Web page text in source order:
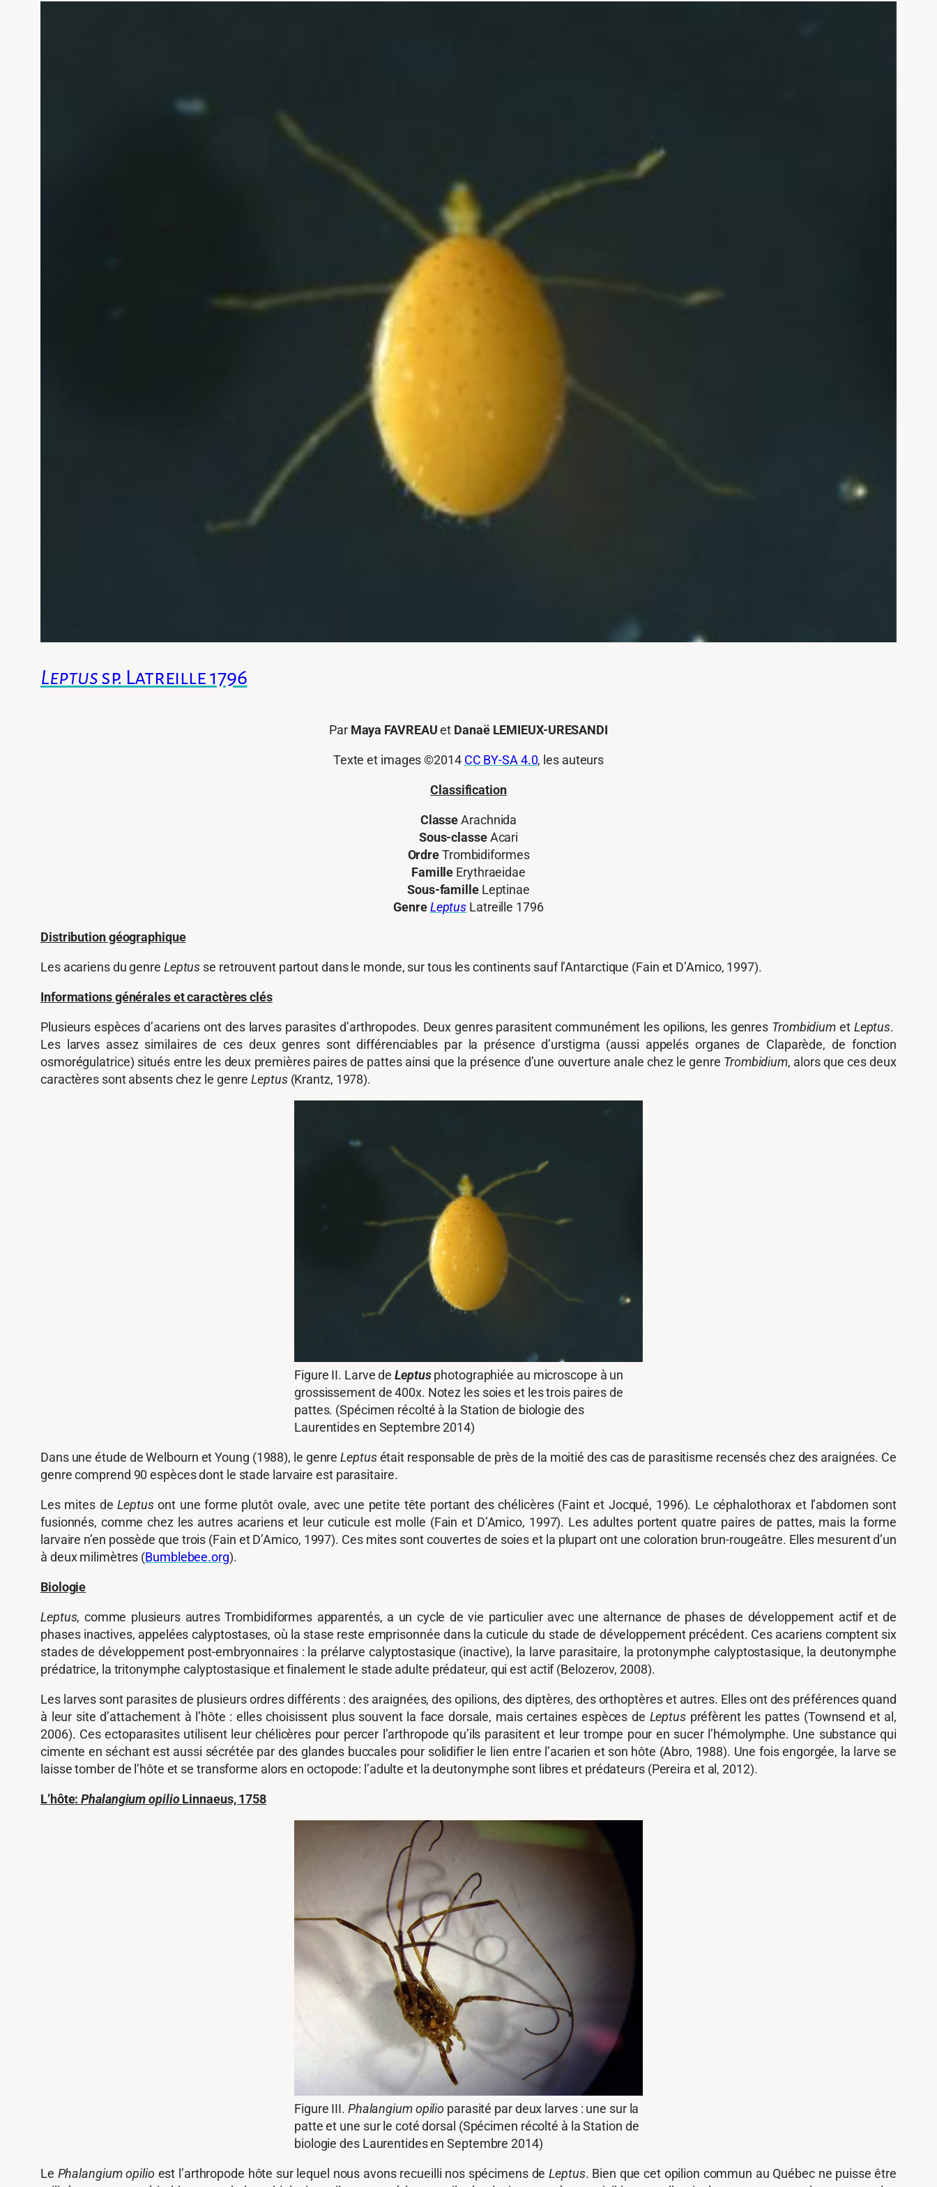
Leptussp. Latreille 1796
Par Maya FAVREAUet Danaë LEMIEUX-URESANDI
Texte et images ©2014 CC BY-SA 4.0, les auteurs
Classification
ClasseArachnida
Sous-classeAcari
OrdreTrombidiformes
Famille Erythraeidae
Sous-familleLeptinae
GenreLeptus Latreille 1796
Distribution géographique
Les acariens du genre Leptus se retrouvent partout dans le monde, sur tous les continents sauf l’Antarctique (Fain et D’Amico, 1997).
Informations générales et caractères clés
Plusieurs espèces d’acariens ont des larves parasites d’arthropodes. Deux genres parasitent communément les opilions, les genres Trombidium et Leptus.
Les larves assez similaires de ces deux genres sont différenciables par la présence d’urstigma (aussi appelés organes de Claparède, de fonction
osmorégulatrice) situés entre les deux premières paires de pattes ainsi que la présence d’une ouverture anale chez le genre Trombidium, alors que ces deux
caractères sont absents chez le genreLeptus(Krantz, 1978).
Figure II. Larve de Leptusphotographiée au microscope à un
grossissement de 400x. Notez les soies et les trois paires de
pattes. (Spécimen récolté à la Station de biologie des
Laurentides en Septembre 2014)
Dans une étude de Welbourn et Young (1988), le genreLeptusétait responsable de près de la moitié des cas de parasitisme recensés chez des araignées. Ce
genre comprend 90 espèces dont le stade larvaire est parasitaire.
Les mites deLeptusont une forme plutôt ovale, avec une petite tête portant des chélicères (Faint et Jocqué, 1996). Le céphalothorax et l’abdomen sont
fusionnés, comme chez les autres acariens et leur cuticule est molle (Fain et D’Amico, 1997). Les adultes portent quatre paires de pattes, mais la forme
larvaire n’en possède que trois (Fain et D’Amico, 1997). Ces mites sont couvertes de soies et la plupart ont une coloration brun-rougeâtre. Elles mesurent d’un
à deux milimètres (Bumblebee.org).
Biologie
Leptus, comme plusieurs autres Trombidiformes apparentés, a un cycle de vie particulier avec une alternance de phases de développement actif et de
phases inactives, appelées calyptostases, où la stase reste emprisonnée dans la cuticule du stade de développement précédent. Ces acariens comptent six
stades de développement post-embryonnaires : la prélarve calyptostasique (inactive), la larve parasitaire, la protonymphe calyptostasique, la deutonymphe
prédatrice, la tritonymphe calyptostasique et finalement le stade adulte prédateur, qui est actif (Belozerov, 2008).
Les larves sont parasites de plusieurs ordres différents : des araignées, des opilions, des diptères, des orthoptères et autres. Elles ont des préférences quand
à leur site d’attachement à l’hôte : elles choisissent plus souvent la face dorsale, mais certaines espèces de Leptuspréfèrent les pattes (Townsend et al,
2006). Ces ectoparasites utilisent leur chélicères pour percer l’arthropode qu’ils parasitent et leur trompe pour en sucer l’hémolymphe. Une substance qui
cimente en séchant est aussi sécrétée par des glandes buccales pour solidifier le lien entre l’acarien et son hôte (Abro, 1988). Une fois engorgée, la larve se
laisse tomber de l’hôte et se transforme alors en octopode: l’adulte et la deutonymphe sont libres et prédateurs (Pereira et al, 2012).
L’hôte:Phalangium opilioLinnaeus, 1758
Figure III. Phalangium opilio parasité par deux larves : une sur la
patte et une sur le coté dorsal (Spécimen récolté à la Station de
biologie des Laurentides en Septembre 2014)
Le Phalangium opilioest l’arthropode hôte sur lequel nous avons recueilli nos spécimens deLeptus. Bien que cet opilion commun au Québec ne puisse être